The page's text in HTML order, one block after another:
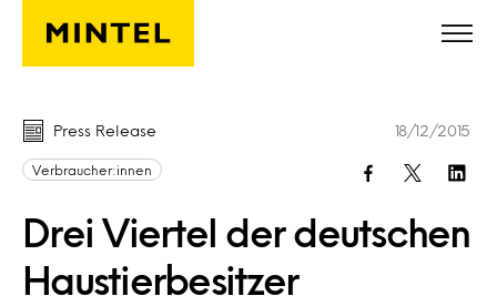
Skip to main content
Press Release
Verbraucher:innen
Drei Viertel der deutschen
Haustierbesitzer
18/12/2015